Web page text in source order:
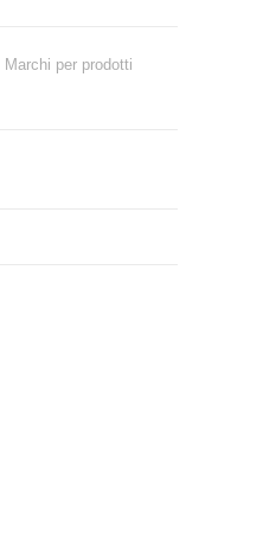
Marchi per prodotti